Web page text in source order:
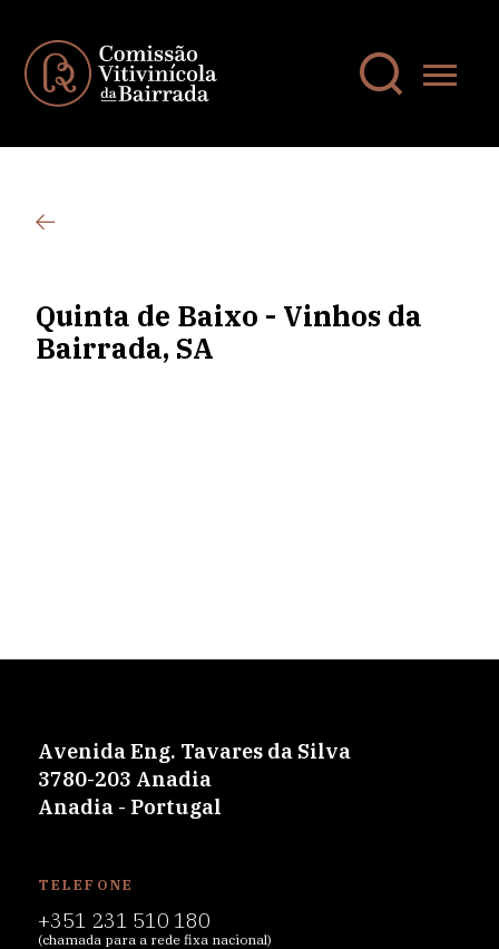
Quinta de Baixo - Vinhos da
Bairrada, SA
Avenida Eng. Tavares da Silva
3780-203 Anadia
Anadia - Portugal
TELEFONE
+351 231 510 180
(chamada para a rede fixa nacional)